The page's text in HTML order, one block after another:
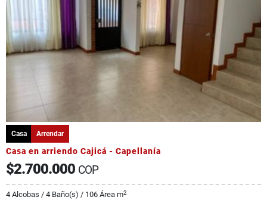
Casa Arrendar
Casa en arriendo Cajicá - Capellanía
$2.700.000 COP
4 Alcobas / 4 Baño(s) / 106 Área m2